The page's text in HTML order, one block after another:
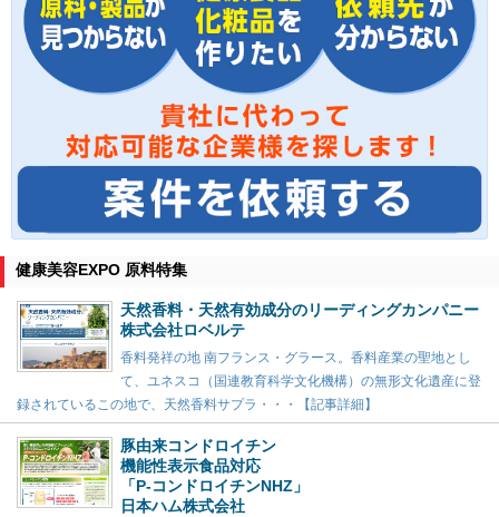
健康美容EXPO 原料特集
天然香料・天然有効成分のリーディングカンパニー
株式会社ロベルテ
香料発祥の地 南フランス・グラース。香料産業の聖地とし
て、ユネスコ（国連教育科学文化機構）の無形文化遺産に登
録されているこの地で、天然香料サプラ・・・【記事詳細】
豚由来コンドロイチン
機能性表示食品対応
「P-コンドロイチンNHZ」
日本ハム株式会社